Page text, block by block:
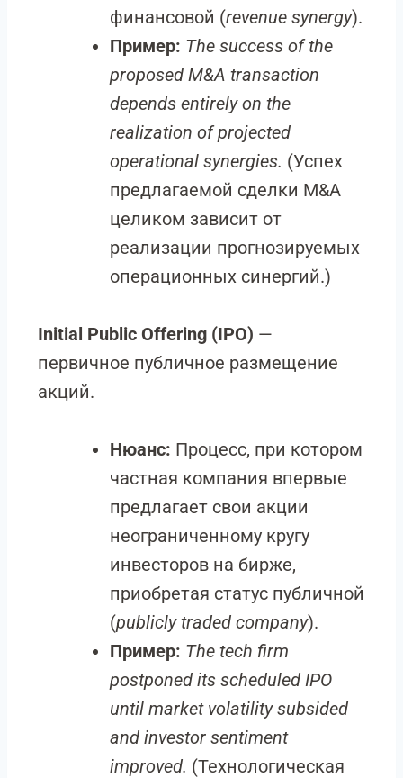
финансовой (revenue synergy).
Пример: The success of the
proposed M&A transaction
depends entirely on the
realization of projected
operational synergies. (Успех
предлагаемой сделки M&A
целиком зависит от
реализации прогнозируемых
операционных синергий.)
Initial Public Offering (IPO) —
первичное публичное размещение
акций.
Нюанс: Процесс, при котором
частная компания впервые
предлагает свои акции
неограниченному кругу
инвесторов на бирже,
приобретая статус публичной
(publicly traded company).
Пример: The tech firm
postponed its scheduled IPO
until market volatility subsided
and investor sentiment
improved. (Технологическая